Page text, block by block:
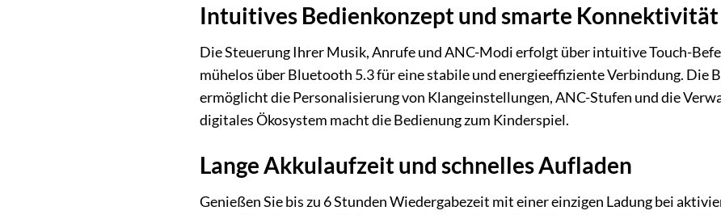
Intuitives Bedienkonzept und smarte Konnektivität
Die Steuerung Ihrer Musik, Anrufe und ANC-Modi erfolgt über intuitive Touch-
mühelos über Bluetooth 5.3 für eine stabile und energieeffiziente Verbindung.
ermöglicht die Personalisierung von Klangeinstellungen, ANC-Stufen und die
digitales Ökosystem macht die Bedienung zum Kinderspiel.
Lange Akkulaufzeit und schnelles Aufladen
Genießen Sie bis zu 6 Stunden Wiedergabezeit mit einer einzigen Ladung bei